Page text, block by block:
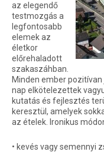
az elegendő
testmozgás a
legfontosabb
elemek az
életkor
előrehaladott
szakaszáhban.
Minden ember
nap elkötelezettek
kutatás és fejlesztés
keresztül, amelyek
az ételek. Ironikus
• kevés vagy semennyi